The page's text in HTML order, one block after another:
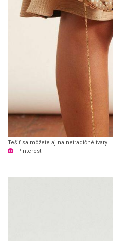
Tešiť sa môžete aj na netradičné tvary.
Pinterest